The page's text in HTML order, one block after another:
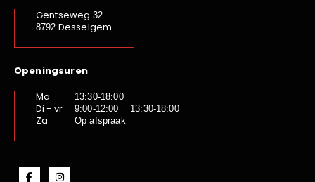
Gentseweg 32
8792 Desselgem
Openingsuren
Ma
13:30-18:00
Di - vr 9:00-12:00 13:30-18:00
Za Op afspraak